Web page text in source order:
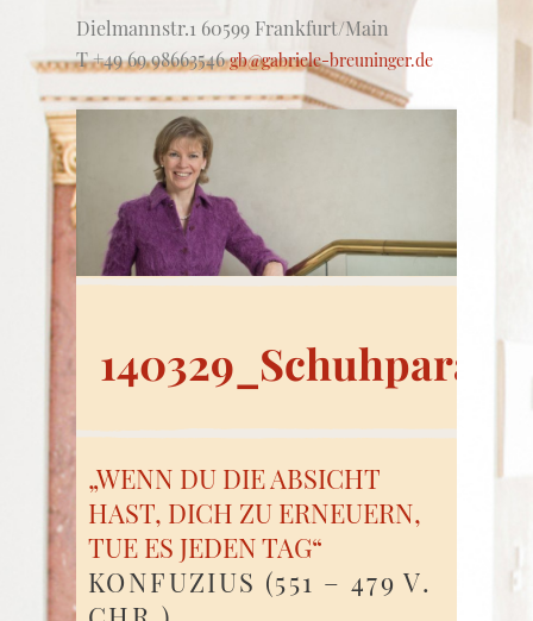
Dielmannstr.1 60599 Frankfurt/Main
T +49 69 98663546gb@gabriele-breuninger.de
„WENN DU DIE ABSICHT
HAST, DICH ZU ERNEUERN,
TUE ES JEDEN TAG“
KONFUZIUS (551 – 479 V.